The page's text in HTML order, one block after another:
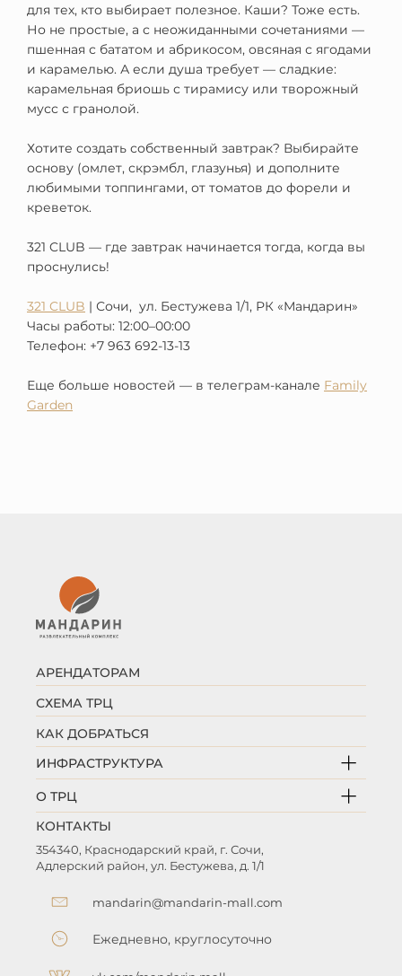
для тех, кто выбирает полезное. Каши? Тоже есть.
Но не простые, а с неожиданными сочетаниями —
пшенная с бататом и абрикосом, овсяная с ягодами
и карамелью. А если душа требует — сладкие:
карамельная бриошь с тирамису или творожный
мусс с гранолой.
Хотите создать собственный завтрак? Выбирайте
основу (омлет, скрэмбл, глазунья) и дополните
любимыми топпингами, от томатов до форели и
креветок.
321 CLUB — где завтрак начинается тогда, когда вы
проснулись!
321 CLUB | Сочи, ул. Бестужева 1/1, РК «Мандарин»
Часы работы: 12:00–00:00
Телефон: +7 963 692-13-13
Еще больше новостей — в телеграм-канале Family
Garden
АРЕНДАТОРАМ
СХЕМА ТРЦ
КАК ДОБРАТЬСЯ
ИНФРАСТРУКТУРА
О ТРЦ
КОНТАКТЫ
354340, Краснодарский край, г. Сочи,
Адлерский район, ул. Бестужева, д. 1/1
mandarin@mandarin-mall.com
Ежедневно, круглосуточно